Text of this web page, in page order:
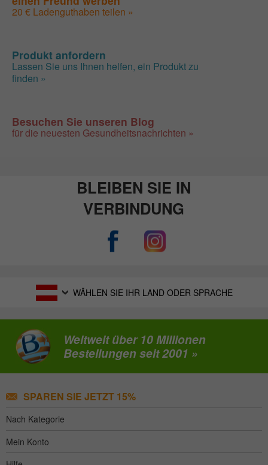
20 € Ladenguthaben teilen »
Produkt anfordern
Lassen Sie uns Ihnen helfen, ein Produkt zu
finden »
Besuchen Sie unseren Blog
für die neuesten Gesundheitsnachrichten »
BLEIBEN SIE IN
VERBINDUNG
WÄHLEN SIE IHR LAND ODER SPRACHE
Weltweit über 10 Millionen
Bestellungen seit 2001 »
SPAREN SIE JETZT 15%
Nach Kategorie
Mein Konto